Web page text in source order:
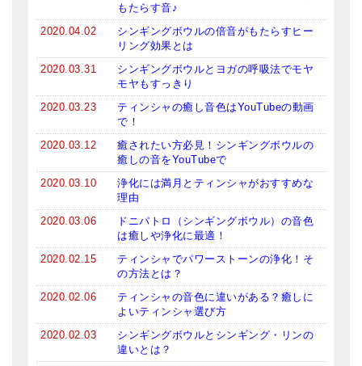
もたらす音♪
2020.04.02
シンギングボウルの倍音がもたらすヒー
リング効果とは
2020.03.31
シンギングボウルとヨガの呼吸法でモヤ
モヤもすっきり
2020.03.23
ティンシャの癒し音色はYouTubeの動画
で！
2020.03.12
癒されたい方必見！シンギングボウルの
癒しの音をYouTubeで
2020.03.10
浄化には満月とティンシャがおすすめな
理由
2020.03.06
ドニパトロ（シンギングボウル）の音色
は癒しや浄化に最適！
2020.02.15
ティンシャでパワーストーンの浄化！そ
の方法とは？
2020.02.06
ティンシャの音色に違いがある？癒しに
よいティンシャ選び方
2020.02.03
シンギングボウルとシンギング・リンの
違いとは？